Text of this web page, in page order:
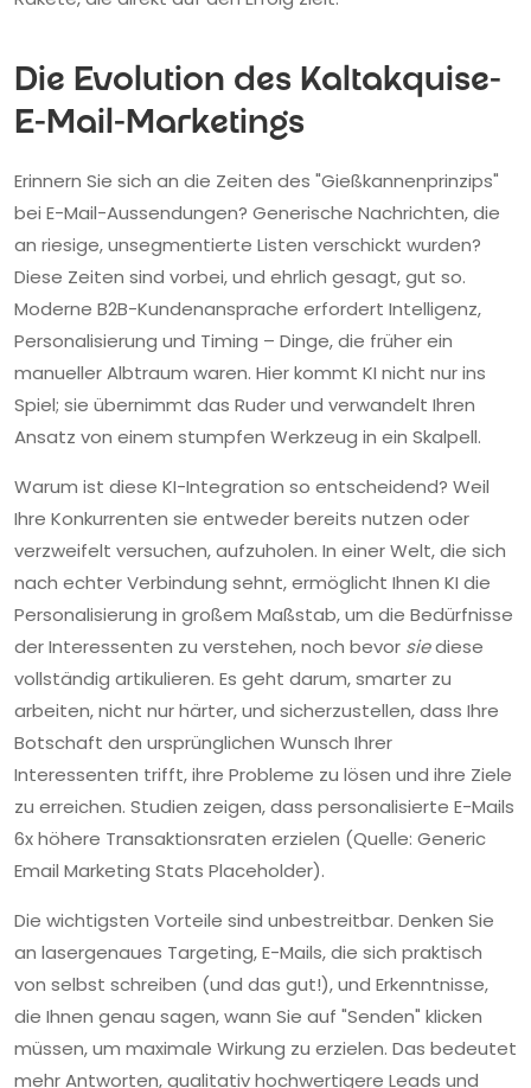
Die Evolution des Kaltakquise-
E-Mail-Marketings
Erinnern Sie sich an die Zeiten des "Gießkannenprinzips"
bei E-Mail-Aussendungen? Generische Nachrichten, die
an riesige, unsegmentierte Listen verschickt wurden?
Diese Zeiten sind vorbei, und ehrlich gesagt, gut so.
Moderne B2B-Kundenansprache erfordert Intelligenz,
Personalisierung und Timing – Dinge, die früher ein
manueller Albtraum waren. Hier kommt KI nicht nur ins
Spiel; sie übernimmt das Ruder und verwandelt Ihren
Ansatz von einem stumpfen Werkzeug in ein Skalpell.
Warum ist diese KI-Integration so entscheidend? Weil
Ihre Konkurrenten sie entweder bereits nutzen oder
verzweifelt versuchen, aufzuholen. In einer Welt, die sich
nach echter Verbindung sehnt, ermöglicht Ihnen KI die
Personalisierung in großem Maßstab, um die Bedürfnisse
der Interessenten zu verstehen, noch bevor siediese
vollständig artikulieren. Es geht darum, smarter zu
arbeiten, nicht nur härter, und sicherzustellen, dass Ihre
Botschaft den ursprünglichen Wunsch Ihrer
Interessenten trifft, ihre Probleme zu lösen und ihre Ziele
zu erreichen. Studien zeigen, dass personalisierte E-Mails
6x höhere Transaktionsraten erzielen (Quelle: Generic
Email Marketing Stats Placeholder).
Die wichtigsten Vorteile sind unbestreitbar. Denken Sie
an lasergenaues Targeting, E-Mails, die sich praktisch
von selbst schreiben (und das gut!), und Erkenntnisse,
die Ihnen genau sagen, wann Sie auf "Senden" klicken
müssen, um maximale Wirkung zu erzielen. Das bedeutet
mehr Antworten, qualitativ hochwertigere Leads und